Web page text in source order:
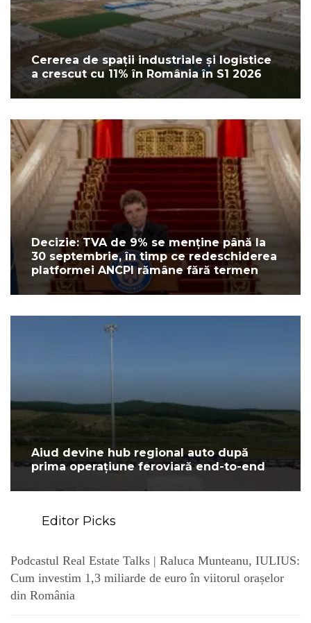
Cererea de spații industriale și logistice
a crescut cu 11% în România în S1 2026
Decizie: TVA de 9% se menține până la
30 septembrie, în timp ce redeschiderea
platformei ANCPI rămâne fără termen
Aiud devine hub regional auto după
prima operațiune feroviară end-to-end
Editor Picks
Podcastul Real Estate Talks | Raluca Munteanu, IULIUS:
Cum investim 1,3 miliarde de euro în viitorul orașelor
din România